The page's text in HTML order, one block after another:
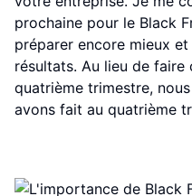
prochaine pour le Black
préparer encore mieux
résultats. Au lieu de faire
quatrième trimestre,
avons fait au quatrième